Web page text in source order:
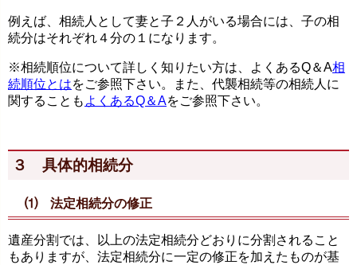
例えば、相続人として妻と子２人がいる場合には、子の相
続分はそれぞれ４分の１になります。
※相続順位について詳しく知りたい方は、よくあるQ＆A相
続順位とはをご参照下さい。また、代襲相続等の相続人に
関することも よくあるQ＆Aをご参照下さい。
３ 具体的相続分
⑴ 法定相続分の修正
遺産分割では、以上の法定相続分どおりに分割されること
もありますが、法定相続分に一定の修正を加えたものが基